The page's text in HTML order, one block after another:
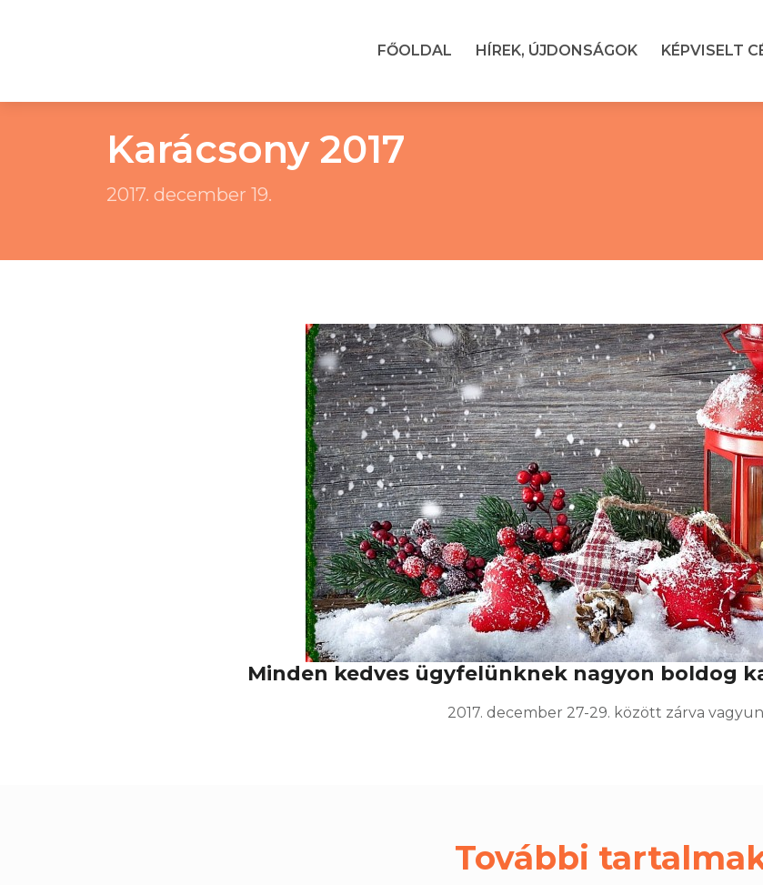
FŐOLDAL HÍREK, ÚJDONSÁGOK KÉPVISELT
Karácsony 2017
2017. december 19.
Minden kedves ügyfelünknek nagyon boldog
2017. december 27-29. között zárva
További